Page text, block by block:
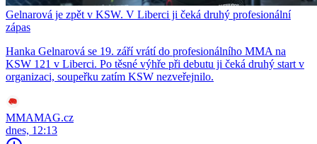
Gelnarová je zpět v KSW. V Liberci ji čeká druhý profesionální
zápas
Hanka Gelnarová se 19. září vrátí do profesionálního MMA na
KSW 121 v Liberci. Po těsné výhře při debutu ji čeká druhý start v
organizaci, soupeřku zatím KSW nezveřejnilo.
MMAMAG.cz
dnes, 12:13